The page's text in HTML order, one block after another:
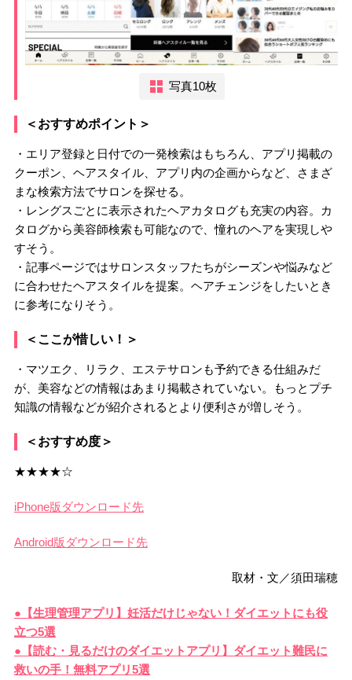
写真10枚
＜おすすめポイント＞
・エリア登録と日付での一発検索はもちろん、アプリ掲載の
クーポン、ヘアスタイル、アプリ内の企画からなど、さまざ
まな検索方法でサロンを探せる。
・レングスごとに表示されたヘアカタログも充実の内容。カ
タログから美容師検索も可能なので、憧れのヘアを実現しや
すそう。
・記事ページではサロンスタッフたちがシーズンや悩みなど
に合わせたヘアスタイルを提案。ヘアチェンジをしたいとき
に参考になりそう。
＜ここが惜しい！＞
・マツエク、リラク、エステサロンも予約できる仕組みだ
が、美容などの情報はあまり掲載されていない。もっとプチ
知識の情報などが紹介されるとより便利さが増しそう。
＜おすすめ度＞
★★★★☆
iPhone版ダウンロード先
Android版ダウンロード先
取材・文／須田瑞穂
●【生理管理アプリ】妊活だけじゃない！ダイエットにも役
立つ5選
●【読む・見るだけのダイエットアプリ】ダイエット難民に
救いの手！無料アプリ5選